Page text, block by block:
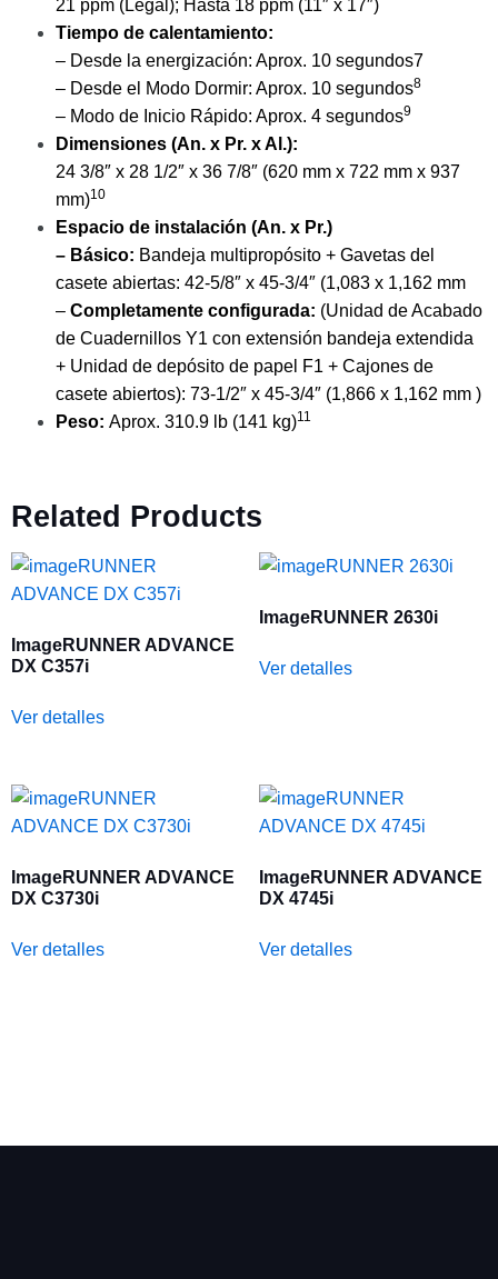
21 ppm (Legal); Hasta 18 ppm (11″ x 17″)
Tiempo de calentamiento:
– Desde la energización: Aprox. 10 segundos7
– Desde el Modo Dormir: Aprox. 10 segundos8
– Modo de Inicio Rápido: Aprox. 4 segundos9
Dimensiones (An. x Pr. x Al.):
24 3/8″ x 28 1/2″ x 36 7/8″ (620 mm x 722 mm x 937
mm)10
Espacio de instalación (An. x Pr.)
– Básico: Bandeja multipropósito + Gavetas del
casete abiertas: 42-5/8″ x 45-3/4″ (1,083 x 1,162 mm
– Completamente configurada: (Unidad de Acabado
de Cuadernillos Y1 con extensión bandeja extendida
+ Unidad de depósito de papel F1 + Cajones de
casete abiertos): 73-1/2″ x 45-3/4″ (1,866 x 1,162 mm )
Peso: Aprox. 310.9 lb (141 kg)11
Related Products
ImageRUNNER ADVANCE
DX C357i
Ver detalles
ImageRUNNER 2630i
Ver detalles
ImageRUNNER ADVANCE
DX C3730i
Ver detalles
ImageRUNNER ADVANCE
DX 4745i
Ver detalles